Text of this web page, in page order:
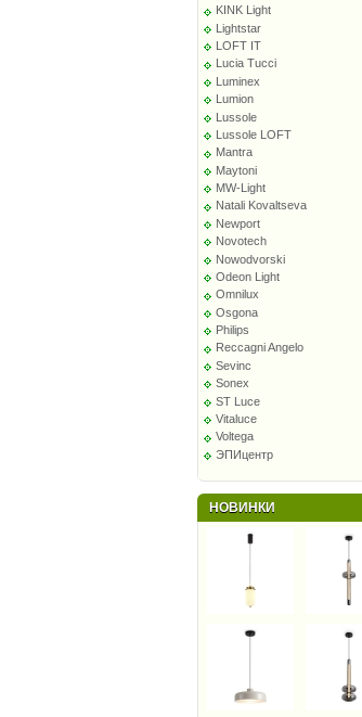
KINK Light
Lightstar
LOFT IT
Lucia Tucci
Luminex
Lumion
Lussole
Lussole LOFT
Mantra
Maytoni
MW-Light
Natali Kovaltseva
Newport
Novotech
Nowodvorski
Odeon Light
Omnilux
Osgona
Philips
Reccagni Angelo
Sevinc
Sonex
ST Luce
Vitaluce
Voltega
ЭПИцентр
НОВИНКИ